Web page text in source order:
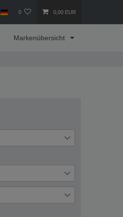
0 0,00 EUR
Markenübersicht